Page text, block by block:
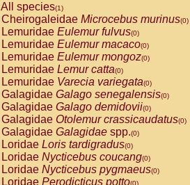
All species(1)
Cheirogaleidae Microcebus murinus(0)
Lemuridae Eulemur fulvus(0)
Lemuridae Eulemur macaco(0)
Lemuridae Eulemur mongoz(0)
Lemuridae Lemur catta(0)
Lemuridae Varecia variegata(0)
Galagidae Galago senegalensis(0)
Galagidae Galago demidovii(0)
Galagidae Otolemur crassicaudatus(0)
Galagidae Galagidae spp.(0)
Loridae Loris tardigradus(0)
Loridae Nycticebus coucang(0)
Loridae Nycticebus pygmaeus(0)
Loridae Perodicticus potto(0)